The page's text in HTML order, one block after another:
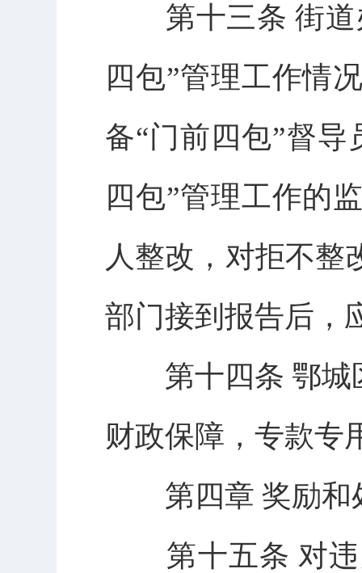
第十三条 街道
四包”管理工作情
备“门前四包”督
四包”管理工作的
人整改，对拒不整
部门接到报告后，
第十四条 鄂城区
财政保障，专款专
第四章 奖励和
第十五条 对违